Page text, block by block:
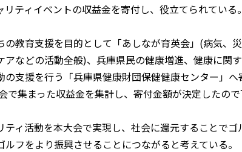
ティイベントの収益金を寄付し、役立てられている。
の教育支援を目的として「あしなが育英会」(病気、
アなどの活動全般)、兵庫県民の健康増進、健康に関
支援を行う「兵庫県健康財団保健健康センター」へ
で集まった収益金を集計し、寄付金額が決定したので
ティ活動を本大会で実現し、社会に還元することで
フをより振興させることにつながると考えている。